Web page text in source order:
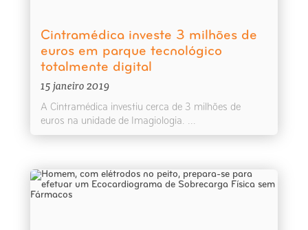
Cintramédica investe 3 milhões de
euros em parque tecnológico
totalmente digital
15 janeiro 2019
A Cintramédica investiu cerca de 3 milhões de
euros na unidade de Imagiologia. ...